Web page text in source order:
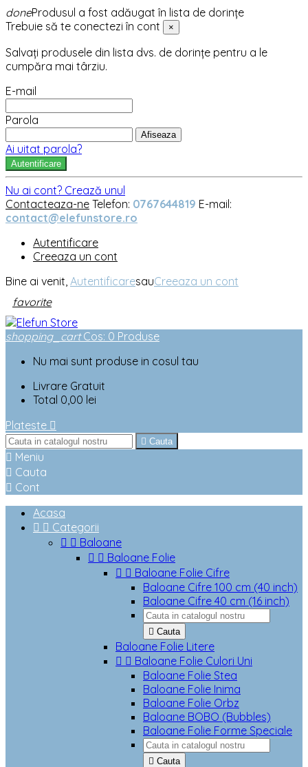
doneProdusul a fost adăugat în lista de dorințe
Trebuie să te conectezi în cont
×
Salvați produsele din lista dvs. de dorințe pentru a le
cumpăra mai târziu.
E-mail
Parola
Afiseaza
Ai uitat parola?
Autentificare
Nu ai cont? Crează unul
Contacteaza-ne Telefon: 0767644819 E-mail:
contact@elefunstore.ro
Autentificare
Creeaza un cont
Bine ai venit, AutentificaresauCreeaza un cont
favorite
shopping_cart Cos: 0 Produse
Nu mai sunt produse in cosul tau
Livrare Gratuit
Total 0,00 lei
Plateste 
 Cauta
 Meniu
 Cauta
 Cont
Acasa
  Categorii
  Baloane
  Baloane Folie
  Baloane Folie Cifre
Baloane Cifre 100 cm (40 inch)
Baloane Cifre 40 cm (16 inch)
 Cauta
Baloane Folie Litere
  Baloane Folie Culori Uni
Baloane Folie Stea
Baloane Folie Inima
Baloane Folie Orbz
Baloane BOBO (Bubbles)
Baloane Folie Forme Speciale
 Cauta